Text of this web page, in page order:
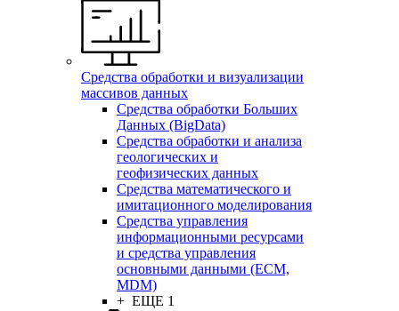
Средства обработки и визуализации
массивов данных
Средства обработки Больших
Данных (BigData)
Средства обработки и анализа
геологических и
геофизических данных
Средства математического и
имитационного моделирования
Средства управления
информационными ресурсами
и средства управления
основными данными (ECM,
MDM)
+ ЕЩЕ 1